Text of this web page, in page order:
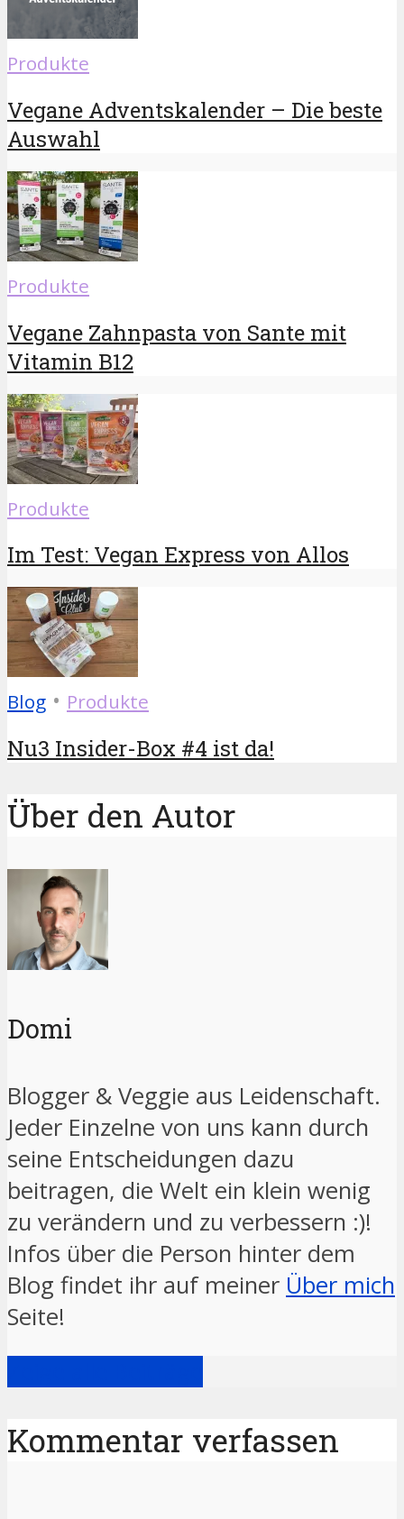
Produkte
Vegane Adventskalender – Die beste
Auswahl
Produkte
Vegane Zahnpasta von Sante mit
Vitamin B12
Produkte
Im Test: Vegan Express von Allos
Blog • Produkte
Nu3 Insider-Box #4 ist da!
Über den Autor
Domi
Blogger & Veggie aus Leidenschaft.
Jeder Einzelne von uns kann durch
seine Entscheidungen dazu
beitragen, die Welt ein klein wenig
zu verändern und zu verbessern :)!
Infos über die Person hinter dem
Blog findet ihr auf meiner Über mich
Seite!
Kommentar verfassen